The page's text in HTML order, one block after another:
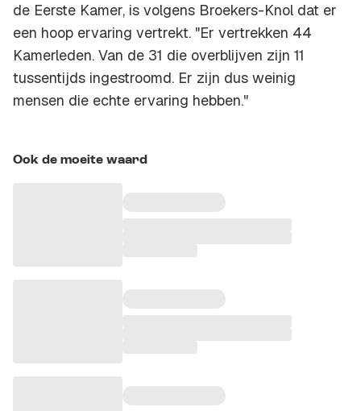
de Eerste Kamer, is volgens Broekers-Knol dat er
een hoop ervaring vertrekt. "Er vertrekken 44
Kamerleden. Van de 31 die overblijven zijn 11
tussentijds ingestroomd. Er zijn dus weinig
mensen die echte ervaring hebben."
Ook de moeite waard